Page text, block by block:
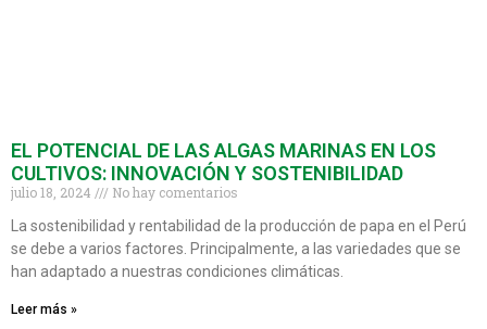
EL POTENCIAL DE LAS ALGAS MARINAS EN LOS
CULTIVOS: INNOVACIÓN Y SOSTENIBILIDAD
julio 18, 2024
No hay comentarios
La sostenibilidad y rentabilidad de la producción de papa en el Perú
se debe a varios factores. Principalmente, a las variedades que se
han adaptado a nuestras condiciones climáticas.
Leer más »